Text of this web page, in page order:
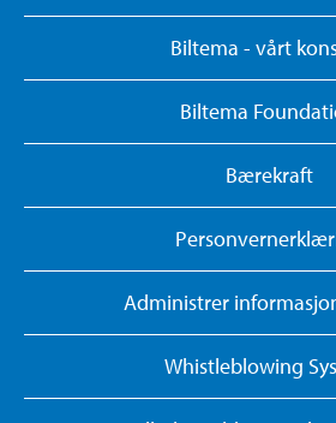
Biltema - vårt
Biltema
Bærekraft
Administrer
Whistleblowing